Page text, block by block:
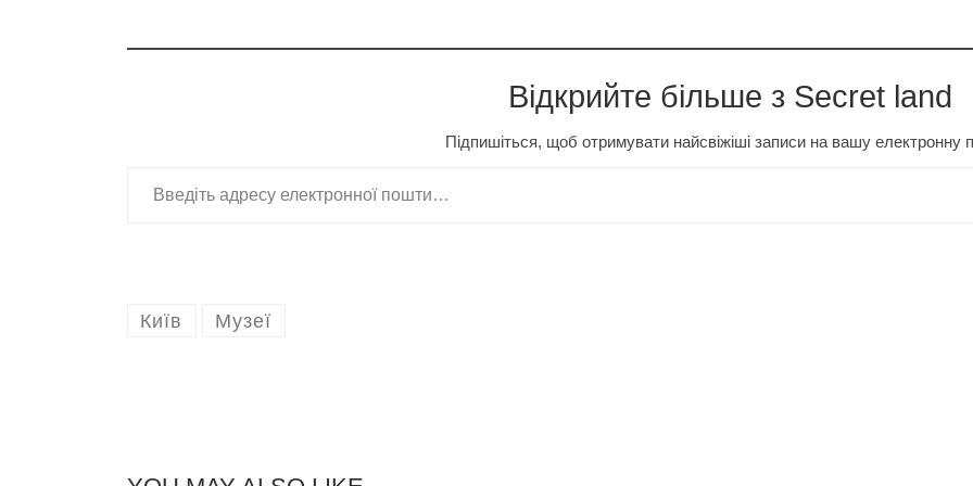
Відкрийте більше з Secret land
Підпишіться, щоб отримувати найсвіжіші записи на вашу електронну
Київ Музеї